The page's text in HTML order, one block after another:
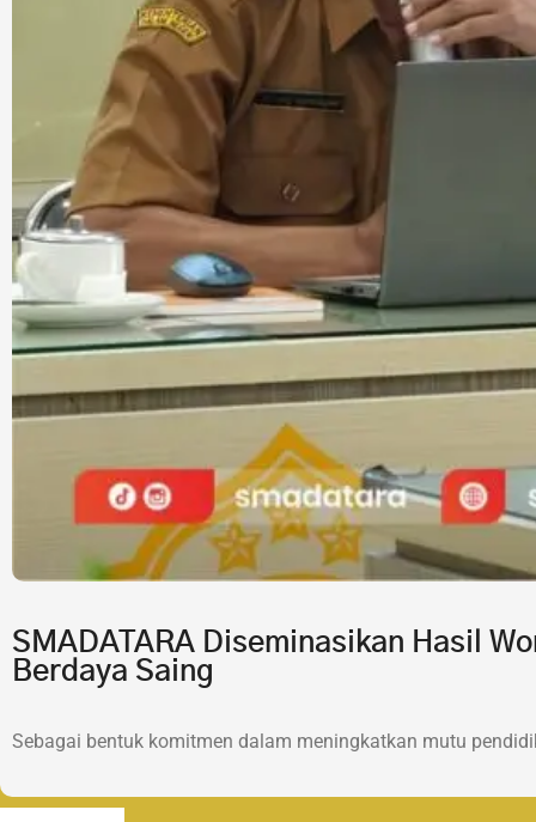
SMADATARA Diseminasikan Hasil
Berdaya Saing
Sebagai bentuk komitmen dalam meningkatkan mutu